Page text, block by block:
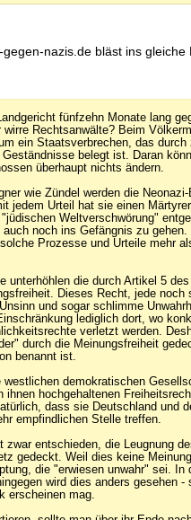
gegen-nazis.de bläst ins gleiche
fünfzehn Monate lang
Rechtsanwälte? Beim
ein Staatsverbrechen, das durch
belegt ist. Daran
überhaupt nichts ändern.
wie Zündel werden die Neonazi-
jedem Urteil hat sie einen Märtyrer
Weltverschwörung"
noch ins Gefängnis zu
Prozesse und Urteile mehr
unterhöhlen die durch Artikel 5 des
Dieses Recht, jede noch
und sogar schlimme
lediglich dort, wo
verletzt werden.
durch die Meinungsfreiheit
benannt ist.
westlichen demokratischen
hochgehaltenen
dass sie Deutschland und
empfindlichen Stelle treffen.
zwar entschieden, die Leugnung
gedeckt. Weil dies keine
die "erwiesen unwahr" sei. In
wird dies anders gesehen -
erscheinen mag.